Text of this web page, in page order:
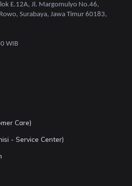
E.12A, Jl. Margomulyo No.46,
Surabaya, Jawa Timur 60183,
WIB
Care)
- Service Center)